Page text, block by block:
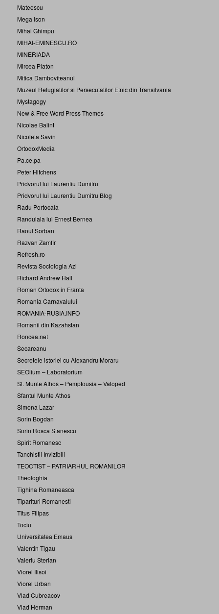
Mateescu
Mega Ison
Mihai Ghimpu
MIHAI-EMINESCU.RO
MINERIADA
Mircea Platon
Mitica Damboviteanul
Muzeul Refugiatilor si Persecutatilor Etnic din Transilvania
Mystagogy
New & Free Word Press Themes
Nicolae Balint
Nicoleta Savin
OrtodoxMedia
Pa.ce.pa
Peter Hitchens
Pridvorul lui Laurentiu Dumitru
Pridvorul lui Laurentiu Dumitru Blog
Radu Portocala
Randuiala lui Ernest Bernea
Raoul Sorban
Razvan Zamfir
Refresh.ro
Revista Sociologia Azi
Richard Andrew Hall
Roman Ortodox in Franta
Romania Carnavalului
ROMANIA-RUSIA.INFO
Romanii din Kazahstan
Roncea.net
Secareanu
Secretele istoriei cu Alexandru Moraru
SEOlium – Laboratorium
Sf. Munte Athos – Pemptousia – Vatoped
Sfantul Munte Athos
Simona Lazar
Sorin Bogdan
Sorin Rosca Stanescu
Spirit Romanesc
Tanchistii Invizibili
TEOCTIST – PATRIARHUL ROMANILOR
Theologhia
Tighina Romaneasca
Tiparituri Romanesti
Titus Filipas
Tociu
Universitatea Emaus
Valentin Tigau
Valeriu Sterian
Viorel Ilisoi
Viorel Urban
Vlad Cubreacov
Vlad Herman